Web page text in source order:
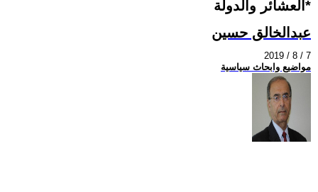
العشائر والدولة*
عبدالخالق حسين
2019 / 8 / 7
مواضيع وابحاث سياسية